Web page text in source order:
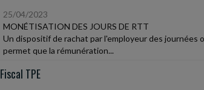
25/04/2023
MONÉTISATION DES JOURS DE RTT
Un dispositif de rachat par l'employeur des journées
permet que la rémunération...
Fiscal TPE